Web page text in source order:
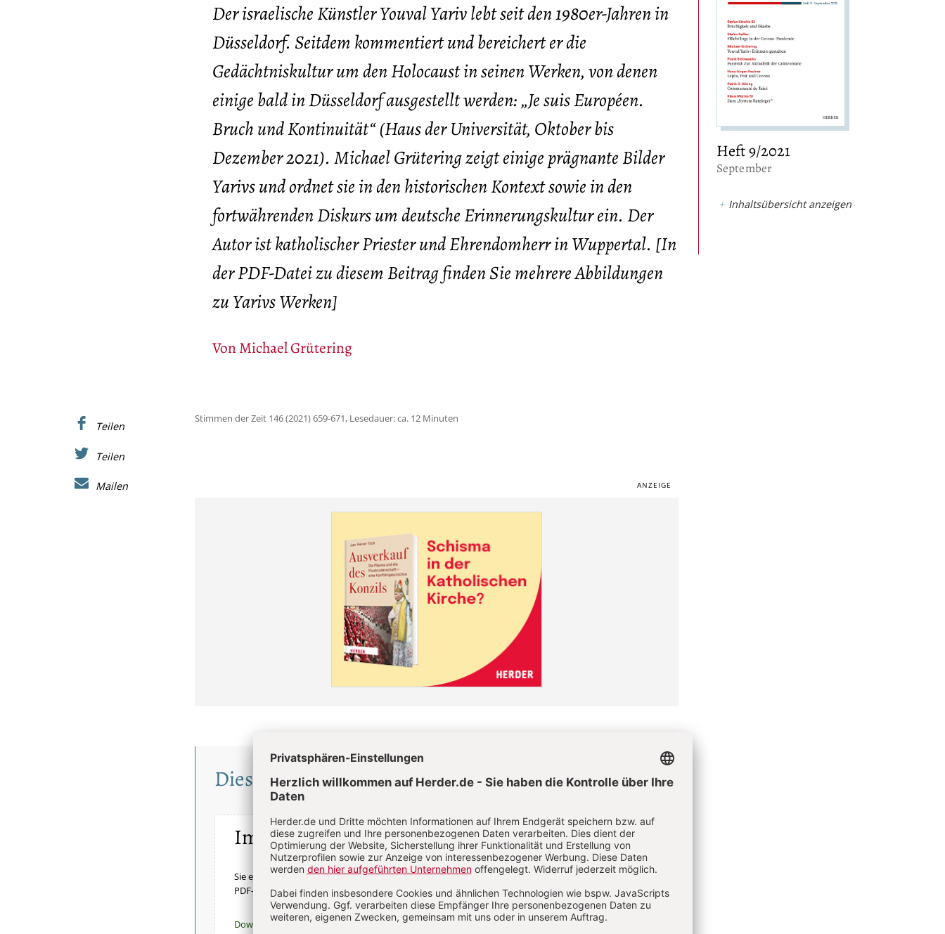
Der israelische Künstler Youval Yariv lebt seit den 1980er-Jahren in
Düsseldorf. Seitdem kommentiert und bereichert er die
Gedächtniskultur um den Holocaust in seinen Werken, von denen
einige bald in Düsseldorf ausgestellt werden: „Je suis Européen.
Bruch und Kontinuität“ (Haus der Universität, Oktober bis
Dezember 2021). Michael Grütering zeigt einige prägnante Bilder
Yarivs und ordnet sie in den historischen Kontext sowie in den
fortwährenden Diskurs um deutsche Erinnerungskultur ein. Der
Autor ist katholischer Priester und Ehrendomherr in Wuppertal. [In
der PDF-Datei zu diesem Beitrag finden Sie mehrere Abbildungen
zu Yarivs Werken]
Von Michael Grütering
Stimmen der Zeit 146 (2021) 659-671, Lesedauer: ca. 12 Minuten
Diesen Artikel jetzt lesen!
Im Einzelkauf
Sie erhalten diesen Artikel als
PDF-Datei.
Download sofort verfügbar
Im Abo
Ihr Plus: Zugriff auch auf alle anderen Artikel im
Abo-Bereich
2 Hefte + 2 Hefte digital 0,00 €
Teilen
Teilen
Mailen
Heft 9/2021
:
September
Inhaltsübersicht anzeigen